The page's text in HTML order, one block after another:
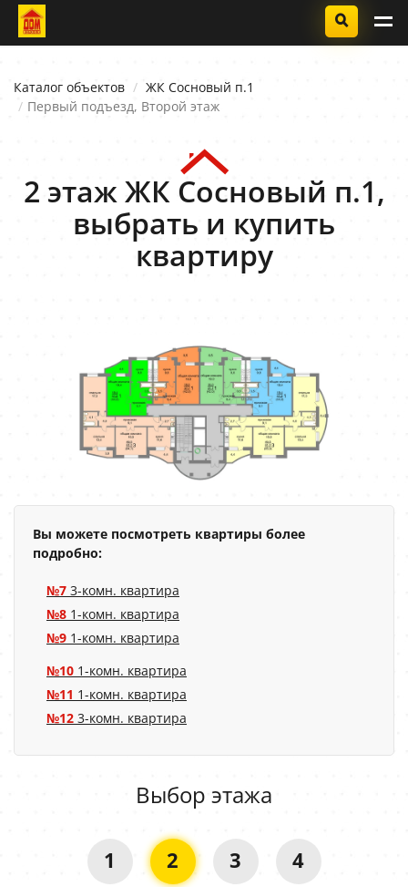
Каталог объектов
ЖК Сосновый п.1
Первый подъезд, Второй этаж
2 этаж ЖК Сосновый п.1,
выбрать и купить
квартиру
Вы можете посмотреть квартиры более
подробно:
№7 3-комн. квартира
№8 1-комн. квартира
№9 1-комн. квартира
№10 1-комн. квартира
№11 1-комн. квартира
№12 3-комн. квартира
Выбор этажа
1 2 3 4